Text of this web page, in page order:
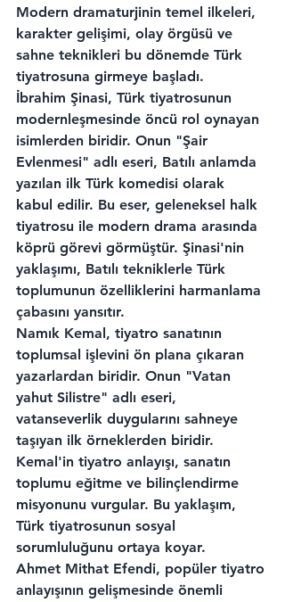
Modern dramaturjinin temel ilkeleri,
karakter gelişimi, olay örgüsü ve
sahne teknikleri bu dönemde Türk
tiyatrosuna girmeye başladı.
İbrahim Şinasi, Türk tiyatrosunun
modernleşmesinde öncü rol oynayan
isimlerden biridir. Onun "Şair
Evlenmesi" adlı eseri, Batılı anlamda
yazılan ilk Türk komedisi olarak
kabul edilir. Bu eser, geleneksel halk
tiyatrosu ile modern drama arasında
köprü görevi görmüştür. Şinasi'nin
yaklaşımı, Batılı tekniklerle Türk
toplumunun özelliklerini harmanlama
çabasını yansıtır.
Namık Kemal, tiyatro sanatının
toplumsal işlevini ön plana çıkaran
yazarlardan biridir. Onun "Vatan
yahut Silistre" adlı eseri,
vatanseverlik duygularını sahneye
taşıyan ilk örneklerden biridir.
Kemal'in tiyatro anlayışı, sanatın
toplumu eğitme ve bilinçlendirme
misyonunu vurgular. Bu yaklaşım,
Türk tiyatrosunun sosyal
sorumluluğunu ortaya koyar.
Ahmet Mithat Efendi, popüler tiyatro
anlayışının gelişmesinde önemli